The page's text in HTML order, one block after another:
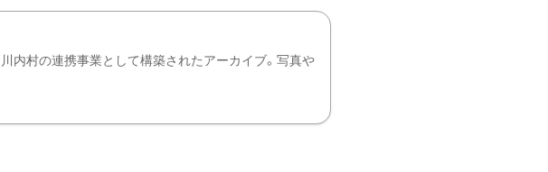
内村の連携事業として構築されたアーカイブ。写真や